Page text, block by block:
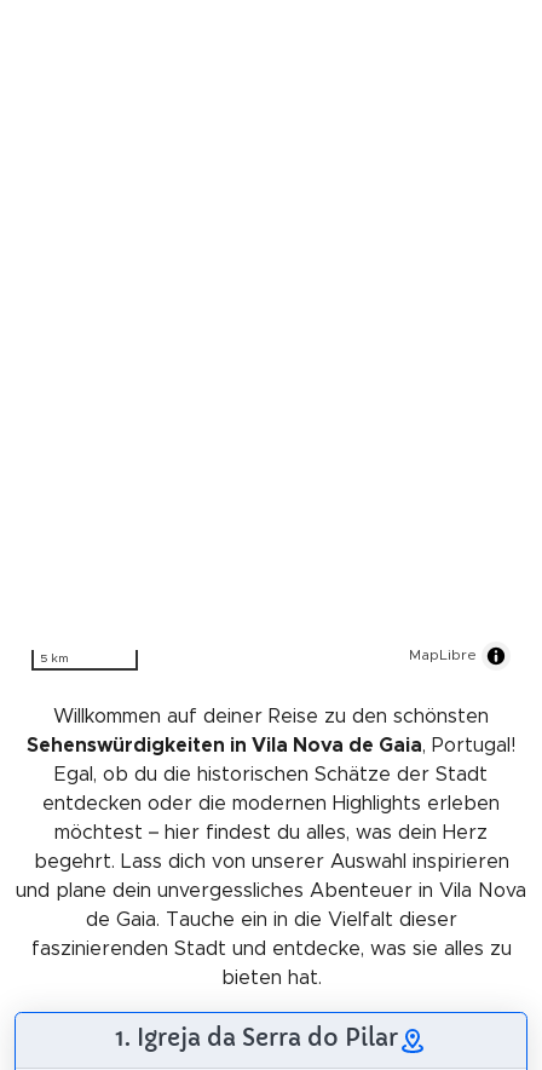
5 km MapLibre
Willkommen auf deiner Reise zu den schönsten
Sehenswürdigkeiten in Vila Nova de Gaia, Portugal!
Egal, ob du die historischen Schätze der Stadt
entdecken oder die modernen Highlights erleben
möchtest – hier findest du alles, was dein Herz
begehrt. Lass dich von unserer Auswahl inspirieren
und plane dein unvergessliches Abenteuer in Vila Nova
de Gaia. Tauche ein in die Vielfalt dieser
faszinierenden Stadt und entdecke, was sie alles zu
bieten hat.
1. Igreja da Serra do Pilar